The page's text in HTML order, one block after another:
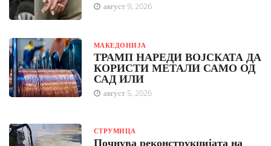
август 9, 2026
МАКЕДОНИЈА
ТРАМП НАРЕДИ ВОЈСКАТА ДА
КОРИСТИ МЕТАЛИ САМО ОД
САД ИЛИ
август 5, 2026
СТРУМИЦА
Почнува реконструкцијата на